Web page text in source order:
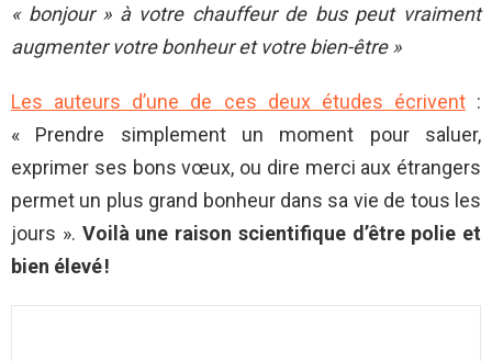
« bonjour » à votre chauffeur de bus peut vraiment
augmenter votre bonheur et votre bien-être »
Les auteurs d’une de ces deux études écrivent:
« Prendre simplement un moment pour saluer,
exprimer ses bons vœux, ou dire merci aux étrangers
permet un plus grand bonheur dans sa vie de tous les
jours ». Voilà une raison scientifique d’être polie et
bien élevé !